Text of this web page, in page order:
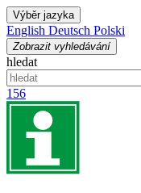
Výběr jazyka
English Deutsch Polski
Zobrazit vyhledávání
hledat
156